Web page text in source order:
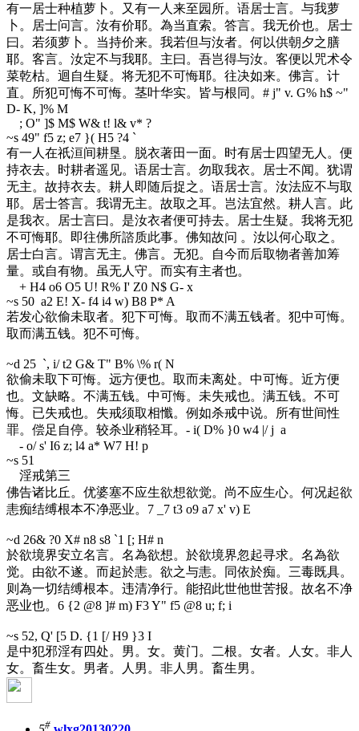
有一居士种植萝卜。又有一人来至园所。语居士言。与我萝
卜。居士问言。汝有价耶。為当直索。答言。我无价也。居士
曰。若须萝卜。当持价来。我若但与汝者。何以供朝夕之膳
耶。客言。汝定不与我耶。主曰。吾岂得与汝。客便以咒术令
菜乾枯。迴自生疑。将无犯不可悔耶。往决如来。佛言。计
直。所犯可悔不可悔。茎叶华实。皆与根同。 # j" v. G% h$ ~"
D- K, ]% M
; O" ]$ M$ W& t! l& v* ?
~s 49" f5 z; e7 }( H5 ?4 `
有一人在祇洹间耕垦。脱衣著田一面。时有居士四望无人。便
持衣去。时耕者遥见。语居士言。勿取我衣。居士不闻。犹谓
无主。故持衣去。耕人即随后捉之。语居士言。汝法应不与取
耶。居士答言。我谓无主。故取之耳。岂法宜然。耕人言。此
是我衣。居士言曰。是汝衣者便可持去。居士生疑。我将无犯
不可悔耶。即往佛所諮质此事。佛知故问 。汝以何心取之。
居士白言。谓言无主。佛言。无犯。自今而后取物者善加筹
量。或自有物。虽无人守。而实有主者也。
+ H4 o6 O5 U! R% I' Z0 N$ G- x
~s 50 a2 E! X- f4 i4 w) B8 P* A
若发心欲偷未取者。犯下可悔。取而不满五钱者。犯中可悔。
取而满五钱。犯不可悔。
~d 25 `, i/ t2 G& T" B% \% r( N
欲偷未取下可悔。远方便也。取而未离处。中可悔。近方便
也。文缺略。不满五钱。中可悔。未失戒也。满五钱。不可
悔。已失戒也。失戒须取相懺。例如杀戒中说。所有世间性
罪。偿足自停。较杀业稍轻耳。 - i( D% }0 w4 |/ j a
- o/ s' I6 z; l4 a* W7 H! p
~s 51
淫戒第三
佛告诸比丘。优婆塞不应生欲想欲觉。尚不应生心。何况起欲
恚痴结缚根本不净恶业。 7 _7 t3 o9 a7 x' v) E
~d 26& ?0 X# n8 s8 `1 [; H# n
於欲境界安立名言。名為欲想。於欲境界忽起寻求。名為欲
觉。由欲不遂。而起於恚。欲之与恚。同依於痴。三毒既具。
则為一切结缚根本。违清净行。能招此世他世苦报。故名不净
恶业也。 6 {2 @8 ]# m) F3 Y" f5 @8 u; f; i
~s 52, Q' [5 D. {1 [/ H9 }3 I
是中犯邪淫有四处。男。女。黄门。二根。女者。人女。非人
女。畜生女。男者。人男。非人男。畜生男。
#